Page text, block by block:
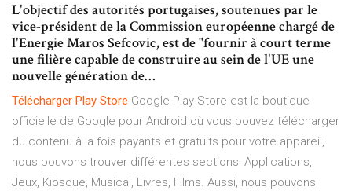
L'objectif des autorités portugaises, soutenues par le
vice-président de la Commission européenne chargé de
l'Energie Maros Sefcovic, est de "fournir à court terme
une filière capable de construire au sein de l'UE une
nouvelle génération de…
Télécharger Play Store Google Play Store est la boutique
officielle de Google pour Android où vous pouvez télécharger
du contenu à la fois payants et gratuits pour votre appareil,
nous pouvons trouver différentes sections: Applications,
Jeux, Kiosque, Musical, Livres, Films. Aussi, nous pouvons